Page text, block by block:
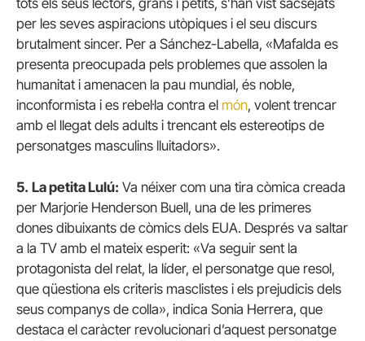
per les seves aspiracions utòpiques i el seu discurs
brutalment sincer. Per a Sánchez-Labella, «Mafalda es
presenta preocupada pels problemes que assolen la
humanitat i amenacen la pau mundial, és noble,
inconformista i es rebel·la contra el món, volent trencar
amb el llegat dels adults i trencant els estereotips de
personatges masculins lluitadors».
5. La petita Lulú: Va néixer com una tira còmica creada
per Marjorie Henderson Buell, una de les primeres
dones dibuixants de còmics dels EUA. Després va saltar
a la TV amb el mateix esperit: «Va seguir sent la
protagonista del relat, la líder, el personatge que resol,
que qüestiona els criteris masclistes i els prejudicis dels
seus companys de colla», indica Sonia Herrera, que
destaca el caràcter revolucionari d’aquest personatge